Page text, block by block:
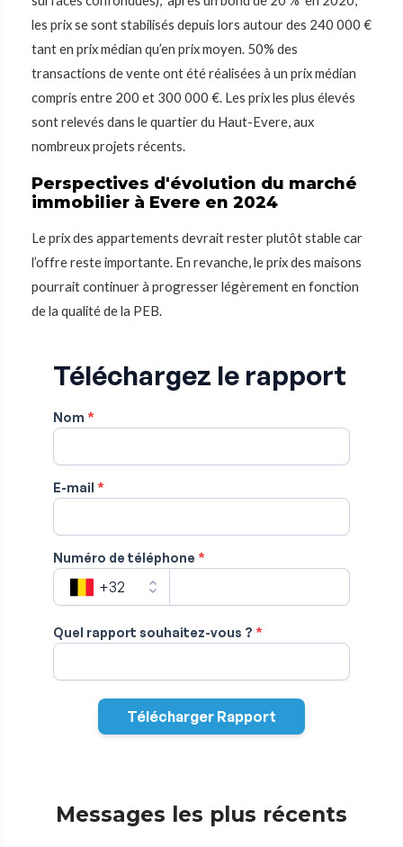
les prix se sont stabilisés depuis lors autour des 240 000 €
tant en prix médian qu’en prix moyen. 50% des
transactions de vente ont été réalisées à un prix médian
compris entre 200 et 300 000 €. Les prix les plus élevés
sont relevés dans le quartier du Haut-Evere, aux
nombreux projets récents.
Perspectives d'évolution du marché
immobilier à Evere en 2024
Le prix des appartements devrait rester plutôt stable car
l’offre reste importante. En revanche, le prix des maisons
pourrait continuer à progresser légèrement en fonction
de la qualité de la PEB.
Messages les plus récents